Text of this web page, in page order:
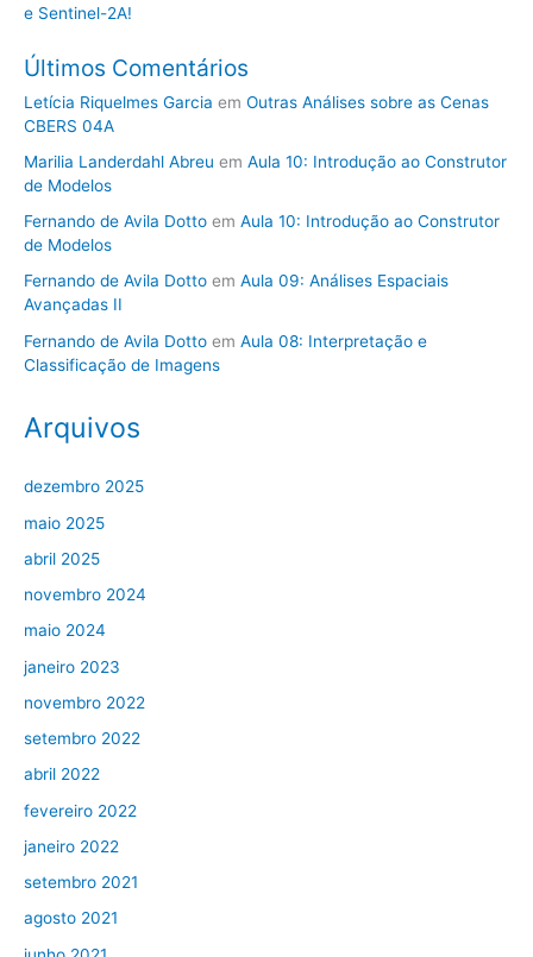
e Sentinel-2A!
Últimos Comentários
Letícia Riquelmes Garcia em Outras Análises sobre as Cenas
CBERS 04A
Marilia Landerdahl Abreu em Aula 10: Introdução ao Construtor
de Modelos
Fernando de Avila Dotto em Aula 10: Introdução ao Construtor
de Modelos
Fernando de Avila Dotto em Aula 09: Análises Espaciais
Avançadas II
Fernando de Avila Dotto em Aula 08: Interpretação e
Classificação de Imagens
Arquivos
dezembro 2025
maio 2025
abril 2025
novembro 2024
maio 2024
janeiro 2023
novembro 2022
setembro 2022
abril 2022
fevereiro 2022
janeiro 2022
setembro 2021
agosto 2021